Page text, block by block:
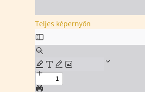
Teljes képernyőn
Skip
to
PDF
content